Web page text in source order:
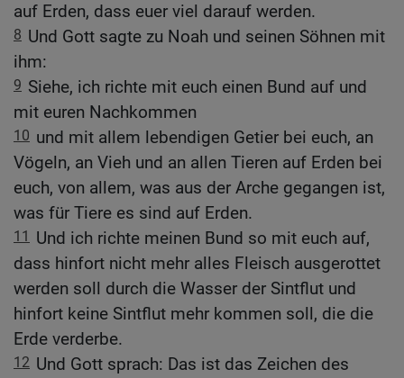
auf Erden, dass euer viel darauf werden.
8 Und Gott sagte zu Noah und seinen Söhnen mit
ihm:
9 Siehe, ich richte mit euch einen Bund auf und
mit euren Nachkommen
10 und mit allem lebendigen Getier bei euch, an
Vögeln, an Vieh und an allen Tieren auf Erden bei
euch, von allem, was aus der Arche gegangen ist,
was für Tiere es sind auf Erden.
11
Und ich richte meinen Bund so mit euch auf,
dass hinfort nicht mehr alles Fleisch ausgerottet
werden soll durch die Wasser der Sintflut und
hinfort keine Sintflut mehr kommen soll, die die
Erde verderbe.
12 Und Gott sprach: Das ist das Zeichen des